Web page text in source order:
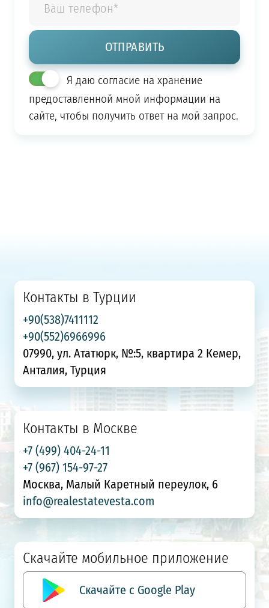
Я даю согласие на хранение
предоставленной мной информации на
сайте, чтобы получить ответ на мой запрос.
Контакты в Турции
+90(538)7411112
+90(552)6966996
07990, ул. Ататюрк, №:5, квартира 2 Кемер,
Анталия, Турция
Контакты в Москве
+7 (499) 404-24-11
+7 (967) 154-97-27
Москва, Малый Каретный переулок, 6
info@realestatevesta.com
Скачайте мобильное приложение
Скачайте с Google Play